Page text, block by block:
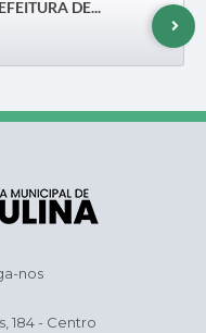
DE...
nos
184 - Centro